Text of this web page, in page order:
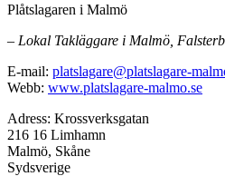
Plåtslagaren i Malmö
– Lokal Takläggare i Malmö,
E-mail: platslagare@platslagare-
Webb: www.platslagare-malmo.se
Adress: Krossverksgatan
216 16 Limhamn
Malmö, Skåne
Sydsverige